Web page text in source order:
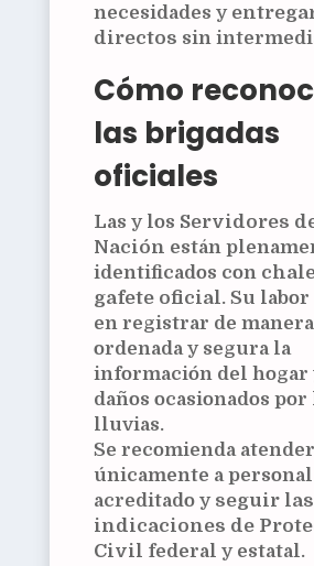
necesidades y
directos sin
Cómo
las brigadas
oficiales
Las y los Servidores
Nación están
identificados con
gafete oficial. Su
en registrar de manera
ordenada y segura la
información del hogar
daños ocasionados por
lluvias.
Se recomienda atender
únicamente a personal
acreditado y seguir las
indicaciones de
Civil federal y estatal.